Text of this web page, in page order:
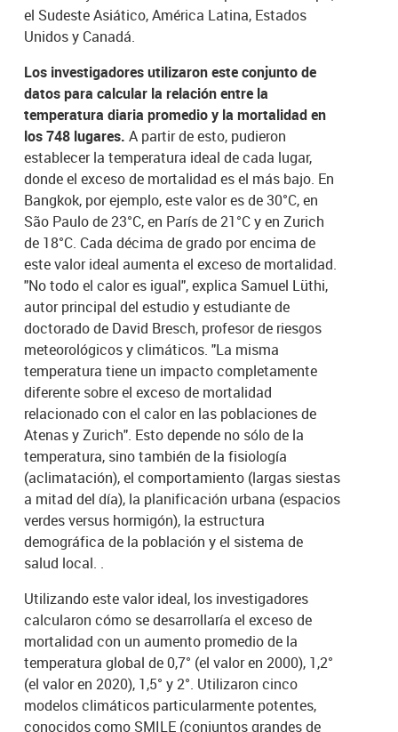
el Sudeste Asiático, América Latina, Estados
Unidos y Canadá.
Los investigadores utilizaron este conjunto de
datos para calcular la relación entre la
temperatura diaria promedio y la mortalidad en
los 748 lugares. A partir de esto, pudieron
establecer la temperatura ideal de cada lugar,
donde el exceso de mortalidad es el más bajo. En
Bangkok, por ejemplo, este valor es de 30°C, en
São Paulo de 23°C, en París de 21°C y en Zurich
de 18°C. Cada décima de grado por encima de
este valor ideal aumenta el exceso de mortalidad.
"No todo el calor es igual", explica Samuel Lüthi,
autor principal del estudio y estudiante de
doctorado de David Bresch, profesor de riesgos
meteorológicos y climáticos. "La misma
temperatura tiene un impacto completamente
diferente sobre el exceso de mortalidad
relacionado con el calor en las poblaciones de
Atenas y Zurich". Esto depende no sólo de la
temperatura, sino también de la fisiología
(aclimatación), el comportamiento (largas siestas
a mitad del día), la planificación urbana (espacios
verdes versus hormigón), la estructura
demográfica de la población y el sistema de
salud local. .
Utilizando este valor ideal, los investigadores
calcularon cómo se desarrollaría el exceso de
mortalidad con un aumento promedio de la
temperatura global de 0,7° (el valor en 2000), 1,2°
(el valor en 2020), 1,5° y 2°. Utilizaron cinco
modelos climáticos particularmente potentes,
conocidos como SMILE (conjuntos grandes de